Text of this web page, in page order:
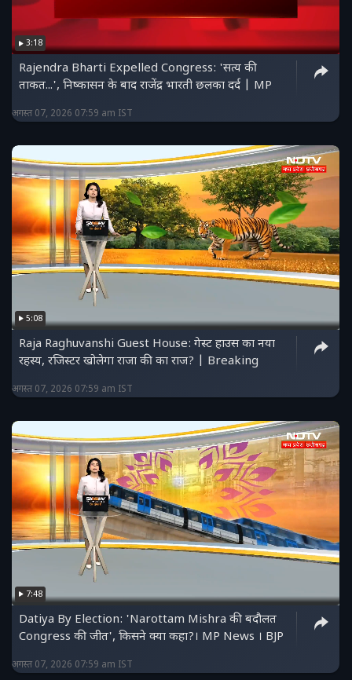
3:18
Rajendra Bharti Expelled Congress: 'सत्य की
ताकत...', निष्कासन के बाद राजेंद्र भारती छलका दर्द | MP
अगस्त 07, 2026 07:59 am IST
5:08
Raja Raghuvanshi Guest House: गेस्ट हाउस का नया
रहस्य, रजिस्टर खोलेगा राजा की का राज? | Breaking
अगस्त 07, 2026 07:59 am IST
7:48
Datiya By Election: 'Narottam Mishra की बदौलत
Congress की जीत', किसने क्या कहा?। MP News । BJP
अगस्त 07, 2026 07:59 am IST